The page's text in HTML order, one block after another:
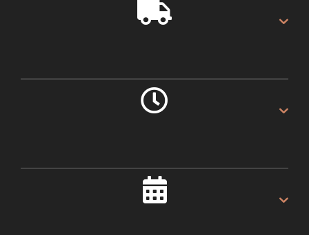
Gratis verzending op alles.
Als u voor 16:00u besteld.